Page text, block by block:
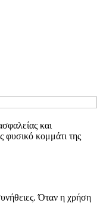
και
φυσικό κομμάτι της
Όταν η χρήση